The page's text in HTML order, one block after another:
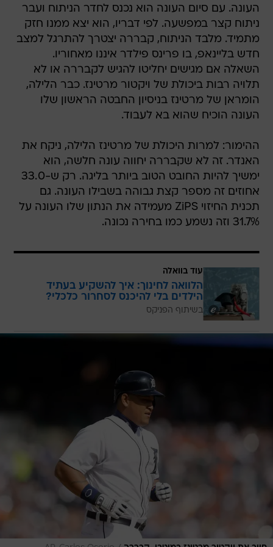
העונה. עם סיום העונה הוא נכנס לחדר הניתוח ועבר
ניתוח קצר במפשעה. לפי דבריו, הוא יצא ממנו חזק
מתמיד. מלבד הניתוח, קבררה יצטרך להתרגל למצב
חדש בליינאפ, בו פרינס פילדר איננו מאחוריו.
השאלה אם מגישים יחליטו להגיש לקבררה או לא
תלויה רבות ביכולת של ויקטור מרטינז. כבר הלילה,
הומראן של מרטינז בניסיון החבטה הראשון שלו
העונה הוכיח שהוא בא לעבוד.
ההימור: למרות היכולת של מרטינז הלילה, ניקח את
האנדר. זה לא שקבררה יחווה עונה חלשה, הוא
ימשיך להיות החובט הטוב ביותר בליגה. רק ש-33.0
אחוזים זה מספר קצת גבוהה בשבילו העונה. גם
תכנית החיזוי ZiPS מעמידה את הנתון שלו העונה על
31.7% וזה נשמע כמו בחירה נכונה.
עוד בוואלה
הלוואה לחינוך: איך להשקיע בעתיד
הילדים בלי להיכנס לסחרור כלכלי?
בשיתוף הפניקס